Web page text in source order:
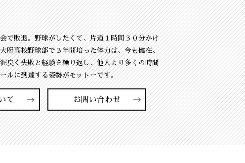
で敗退。野球がしたくて、片道１時間３０分かけ
府高校野球部で３年間培った体力は、今も健在。
臭く失敗と経験を繰り返し、他人より多くの時間
ルに到達する姿勢がモットーです。
て お問い合わせ